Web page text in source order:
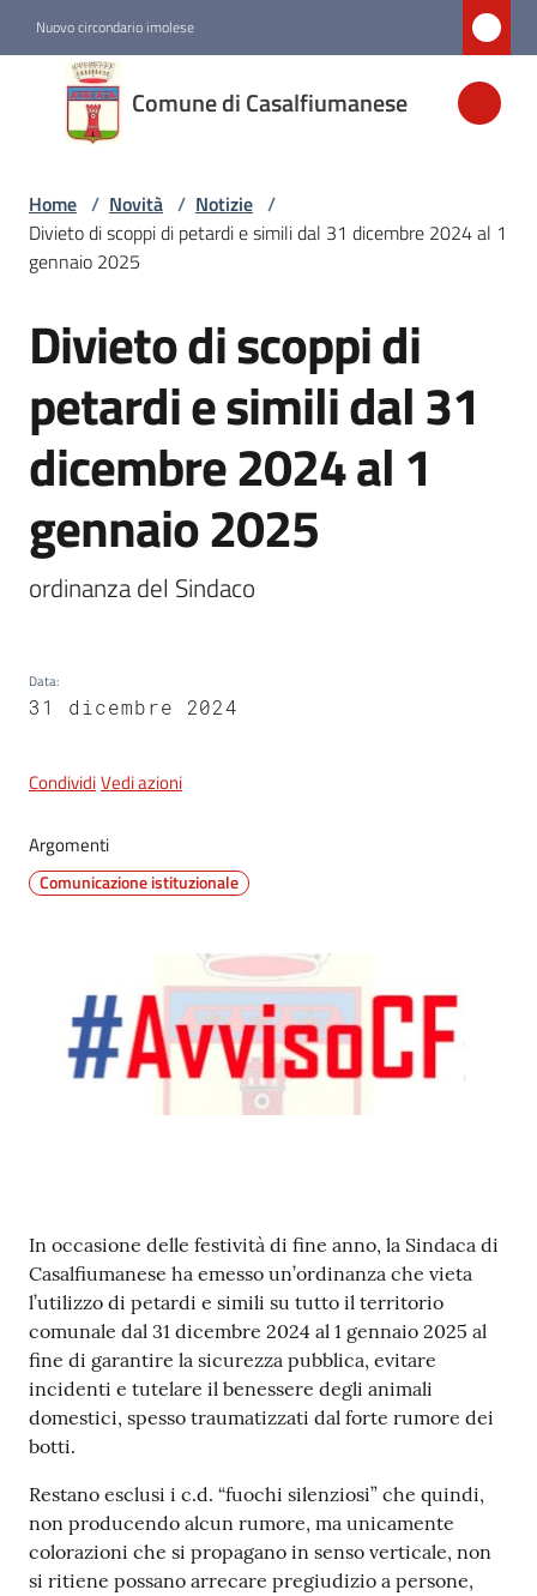
Nuovo circondario imolese
Comune di Casalfiumanese
Comune di
Casalfiumanese
Amministrazione
Vivere
Casalfiumanese
Servizi
on-
gli
argomenti
Home / Novità / Notizie /
Divieto di scoppi di petardi e simili dal 31 dicembre 2024 al 1
gennaio 2025
Salta al contenuto
Divieto di scoppi di
petardi e simili dal 31
dicembre 2024 al 1
gennaio 2025
ordinanza del Sindaco
Data:
31 dicembre 2024
CondividiVedi azioni
Argomenti
Comunicazione istituzionale
Contenuto
In occasione delle festività di fine anno, la Sindaca di
Casalfiumanese ha emesso un’ordinanza che vieta
l’utilizzo di petardi e simili su tutto il territorio
comunale dal 31 dicembre 2024 al 1 gennaio 2025 al
fine di garantire la sicurezza pubblica, evitare
incidenti e tutelare il benessere degli animali
domestici, spesso traumatizzati dal forte rumore dei
botti.
Restano esclusi i c.d. “fuochi silenziosi” che quindi,
non producendo alcun rumore, ma unicamente
colorazioni che si propagano in senso verticale, non
si ritiene possano arrecare pregiudizio a persone,